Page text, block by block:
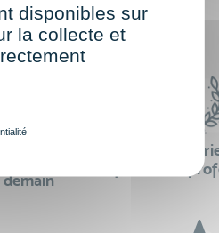
24 ans
formation
disponibles sur
la collecte et